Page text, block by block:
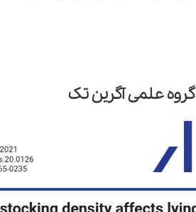
گروه علمی آگرین تک